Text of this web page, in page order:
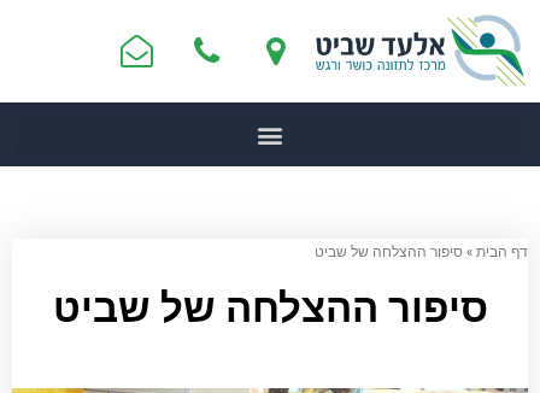
דף הבית»סיפור ההצלחה של שביט
סיפור ההצלחה של שביט